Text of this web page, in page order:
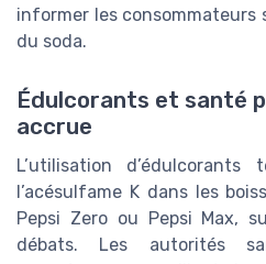
informer les consommateurs
du soda.
Édulcorants et santé
accrue
L’utilisation
l’acésulfame K dans les
Pepsi Zero ou Pepsi Max,
débats. Les autorités